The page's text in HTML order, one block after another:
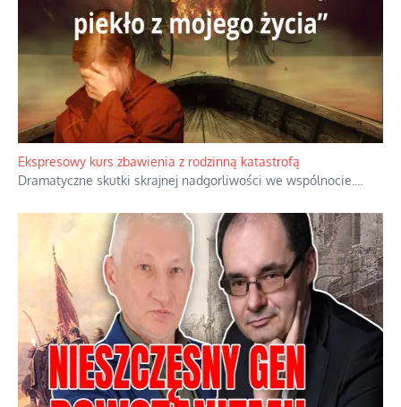
Niewygodne kulisy alpejskiego objawienia
Watykan woli skupiać się na łagodnym wizerunku Maryi,
ukrywając przed światem pełną i bardziej surową treść jej
orędzia....